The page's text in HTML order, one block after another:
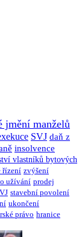
jmění manželů
SVJ daň z
insolvence
vlastníků bytových
řízení zvýšení
užívání prodej
stavební povolení
ukončení
právo hranice